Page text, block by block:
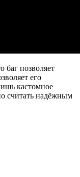
баг позволяет
его
кастомное
считать надёжным